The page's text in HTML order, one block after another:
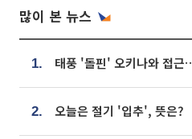
많이 본 뉴스
1.
2. 오늘은 절기 '입추', 뜻은?